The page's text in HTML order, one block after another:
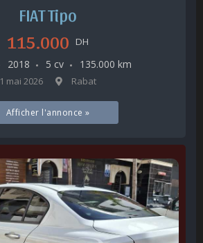
FIAT Tipo
115.000 DH
2018 5 cv 135.000 km
1 mai 2026 Rabat
Afficher l'annonce »